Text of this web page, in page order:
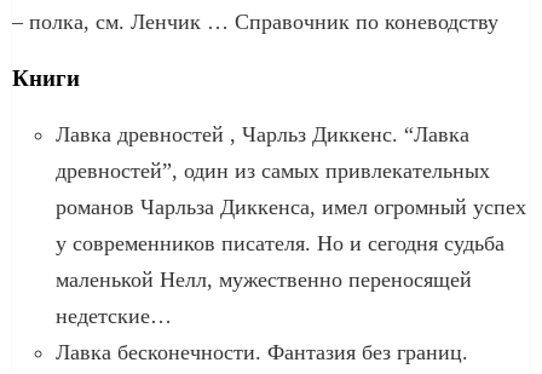
– полка, см. Ленчик … Справочник по коневодству
Книги
Лавка древностей , Чарльз Диккенс. “Лавка
древностей”, один из самых привлекательных
романов Чарльза Диккенса, имел огромный успех
у современников писателя. Но и сегодня судьба
маленькой Нелл, мужественно переносящей
недетские…
Лавка бесконечности. Фантазия без границ.